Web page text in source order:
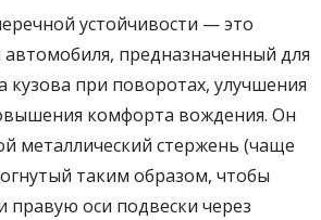
устойчивости — это
предназначенный для
при поворотах, улучшения
комфорта вождения. Он
металлический стержень (чаще
таким образом, чтобы
правую оси подвески через